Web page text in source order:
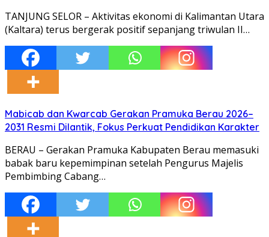
TANJUNG SELOR – Aktivitas ekonomi di Kalimantan Utara
(Kaltara) terus bergerak positif sepanjang triwulan II…
Mabicab dan Kwarcab Gerakan Pramuka Berau 2026–
2031 Resmi Dilantik, Fokus Perkuat Pendidikan Karakter
BERAU – Gerakan Pramuka Kabupaten Berau memasuki
babak baru kepemimpinan setelah Pengurus Majelis
Pembimbing Cabang…